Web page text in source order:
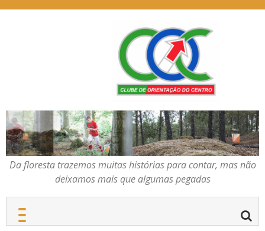
COC – CLUBE DE
ORIENTAÇÃO DO
CENTRO
Da floresta trazemos
muitas histórias para
contar, mas não deixamos
mais que algumas
pegadas
Da floresta trazemos muitas histórias para contar, mas não
deixamos mais que algumas pegadas